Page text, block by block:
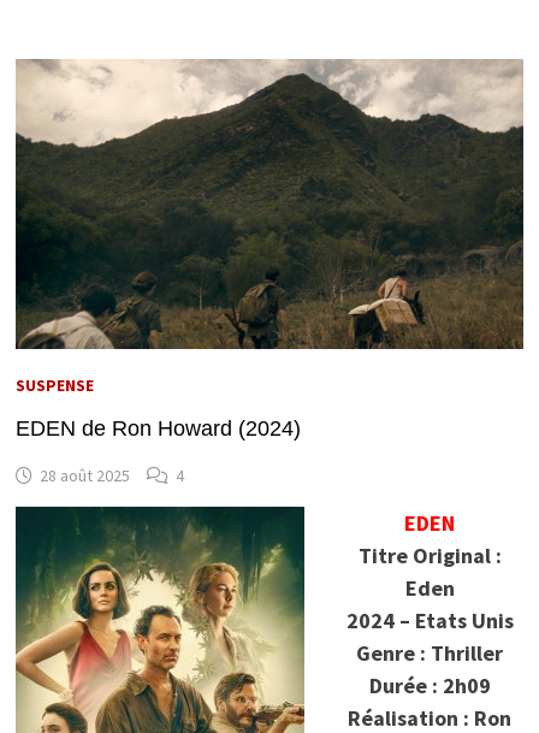
SUSPENSE
EDEN de Ron Howard (2024)
28 août 2025 4
EDEN
Titre Original :
Eden
2024 – Etats Unis
Genre : Thriller
Durée : 2h09
Réalisation : Ron